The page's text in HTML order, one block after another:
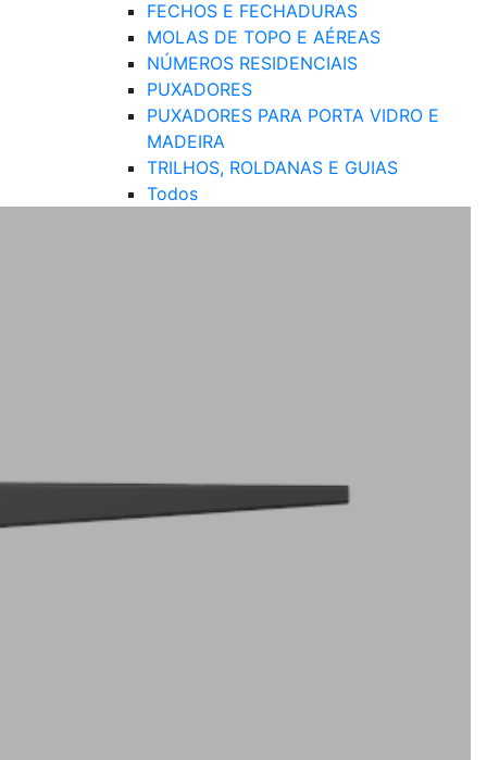
FECHOS E FECHADURAS
MOLAS DE TOPO E AÉREAS
NÚMEROS RESIDENCIAIS
PUXADORES
PUXADORES PARA PORTA VIDRO E
MADEIRA
TRILHOS, ROLDANAS E GUIAS
Todos